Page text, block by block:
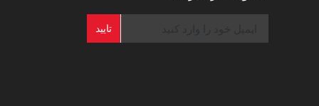
تایید